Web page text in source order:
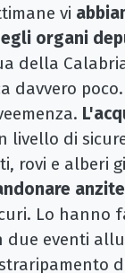
vi
organi
della
davvero
livello di
rovi e alberi
Lo hanno
due eventi